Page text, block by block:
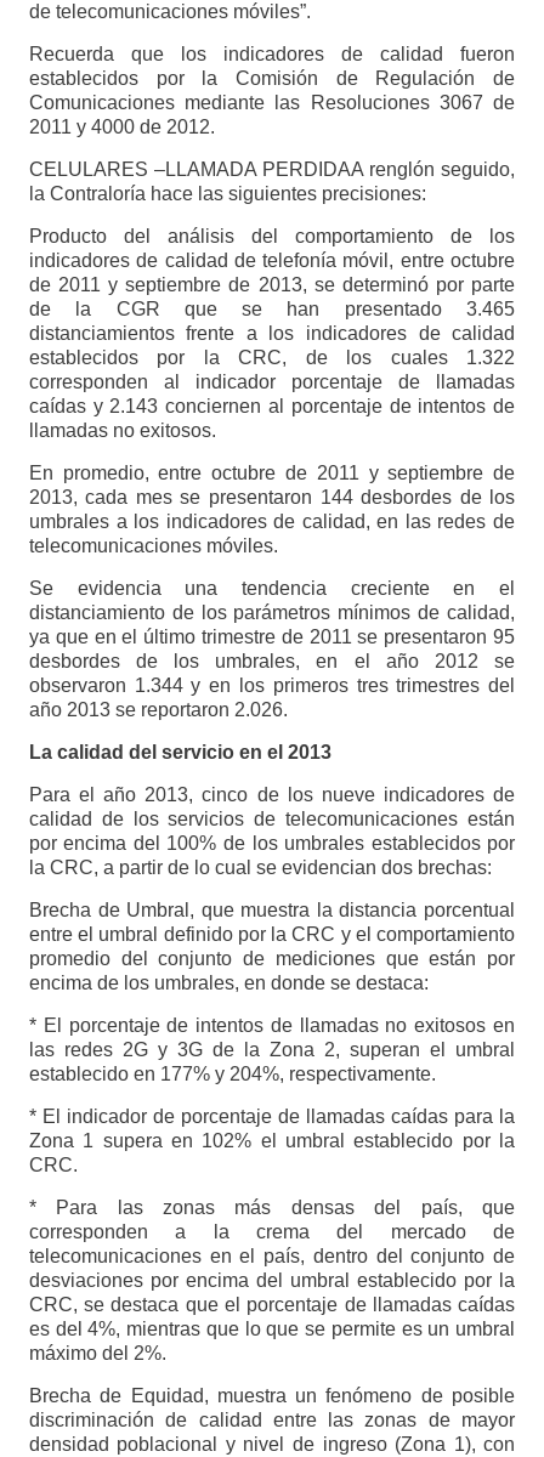
de telecomunicaciones móviles”.
Recuerda que los indicadores de calidad fueron
establecidos por la Comisión de Regulación de
Comunicaciones mediante las Resoluciones 3067 de
2011 y 4000 de 2012.
CELULARES –LLAMADA PERDIDAA renglón seguido,
la Contraloría hace las siguientes precisiones:
Producto del análisis del comportamiento de los
indicadores de calidad de telefonía móvil, entre octubre
de 2011 y septiembre de 2013, se determinó por parte
de la CGR que se han presentado 3.465
distanciamientos frente a los indicadores de calidad
establecidos por la CRC, de los cuales 1.322
corresponden al indicador porcentaje de llamadas
caídas y 2.143 conciernen al porcentaje de intentos de
llamadas no exitosos.
En promedio, entre octubre de 2011 y septiembre de
2013, cada mes se presentaron 144 desbordes de los
umbrales a los indicadores de calidad, en las redes de
telecomunicaciones móviles.
Se evidencia una tendencia creciente en el
distanciamiento de los parámetros mínimos de calidad,
ya que en el último trimestre de 2011 se presentaron 95
desbordes de los umbrales, en el año 2012 se
observaron 1.344 y en los primeros tres trimestres del
año 2013 se reportaron 2.026.
La calidad del servicio en el 2013
Para el año 2013, cinco de los nueve indicadores de
calidad de los servicios de telecomunicaciones están
por encima del 100% de los umbrales establecidos por
la CRC, a partir de lo cual se evidencian dos brechas:
Brecha de Umbral, que muestra la distancia porcentual
entre el umbral definido por la CRC y el comportamiento
promedio del conjunto de mediciones que están por
encima de los umbrales, en donde se destaca:
* El porcentaje de intentos de llamadas no exitosos en
las redes 2G y 3G de la Zona 2, superan el umbral
establecido en 177% y 204%, respectivamente.
* El indicador de porcentaje de llamadas caídas para la
Zona 1 supera en 102% el umbral establecido por la
CRC.
* Para las zonas más densas del país, que
corresponden a la crema del mercado de
telecomunicaciones en el país, dentro del conjunto de
desviaciones por encima del umbral establecido por la
CRC, se destaca que el porcentaje de llamadas caídas
es del 4%, mientras que lo que se permite es un umbral
máximo del 2%.
Brecha de Equidad, muestra un fenómeno de posible
discriminación de calidad entre las zonas de mayor
densidad poblacional y nivel de ingreso (Zona 1), con